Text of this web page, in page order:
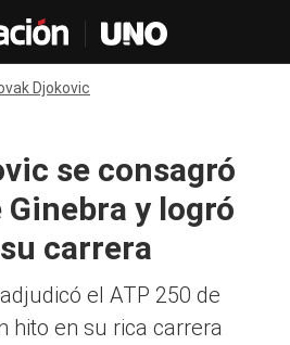
Djokovic
se consagró
Ginebra y logró
carrera
el ATP 250 de
hito en su rica carrera